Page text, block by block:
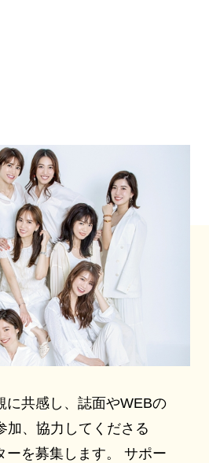
に共感し、誌面やWEBの
加、協力してくださる
ーを募集します。 サポー